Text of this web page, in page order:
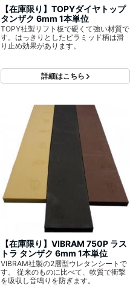
【在庫限り】TOPYダイヤトップ
タンザク 6mm 1本単位
TOPY社製リフト板で硬くて強い材質で
す。はっきりとしたピラミッド柄は滑
り止め効果があります。
詳細はこちら
【在庫限り】VIBRAM 750P ラス
トラ タンザク 6mm 1本単位
VIBRAM社製の2層型ウレタンシートで
す。 従来のものに比べて、軟質で衝撃
を吸収し音鳴りを防ぎます。